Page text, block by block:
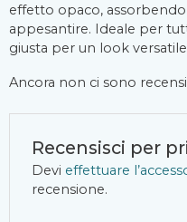
effetto opaco,
appesantire. Ideale per
giusta per un look
Ancora non ci sono
Recensisci per
Devi effettuare
recensione.